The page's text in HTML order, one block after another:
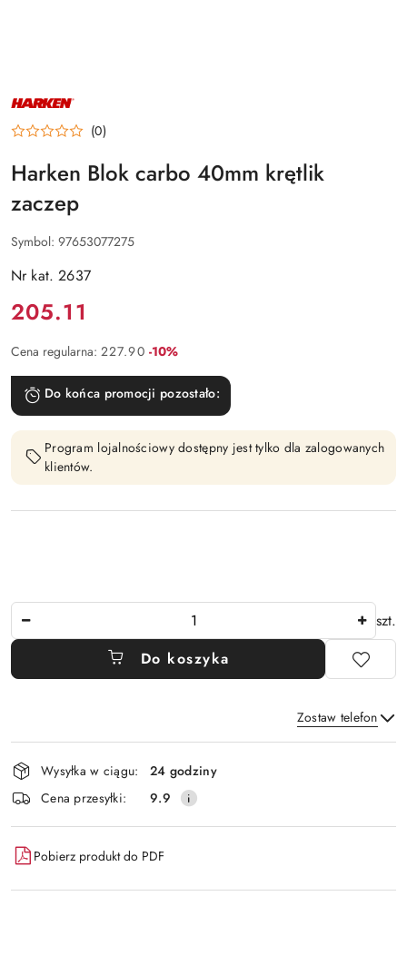
NAZWA
PRODUCENTA:
HARKEN (0)
Harken Blok carbo 40mm krętlik
zaczep
Symbol: 97653077275
Nr kat. 2637
Cena:
205.11
Cena regularna: 227.90 Rabat:
-10%
Do końca promocji pozostało:
Program lojalnościowy dostępny jest tylko dla zalogowanych
klientów.
szt.
Do koszyka
Zostaw telefon
Wyślij
Dostępność
i
dostawa
Wysyłka w ciągu:
24 godziny
Cena przesyłki:
9.9
Pobierz produkt do PDF